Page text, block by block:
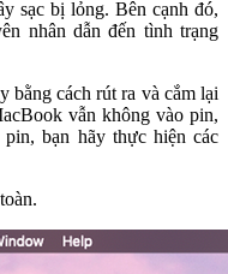
sạc bị lỏng. Bên cạnh đó,
nhân dẫn đến tình trạng
bằng cách rút ra và cắm lại
vẫn không vào pin,
bạn hãy thực hiện các